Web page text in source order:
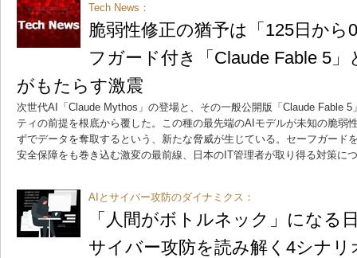
Tech News：
脆弱性修正の猶予は「125日から
フガード付き「Claude Fable 5」
がもたらす激震
次世代AI「Claude Mythos」の登場と、その一般公開版「Claude Fable
ティの前提を根底から覆した。この種の最先端のAIモデルが未知の脆弱
ずでデータを奪取するという、新たな脅威が生じている。セーフガード
安全保障をも巻き込む激変の最前線、日本のIT管理者が取り得る対策に
AIとサイバー攻防のダイナミクス：
「人間がボトルネック」にな
サイバー攻防を読み解く4シナリ